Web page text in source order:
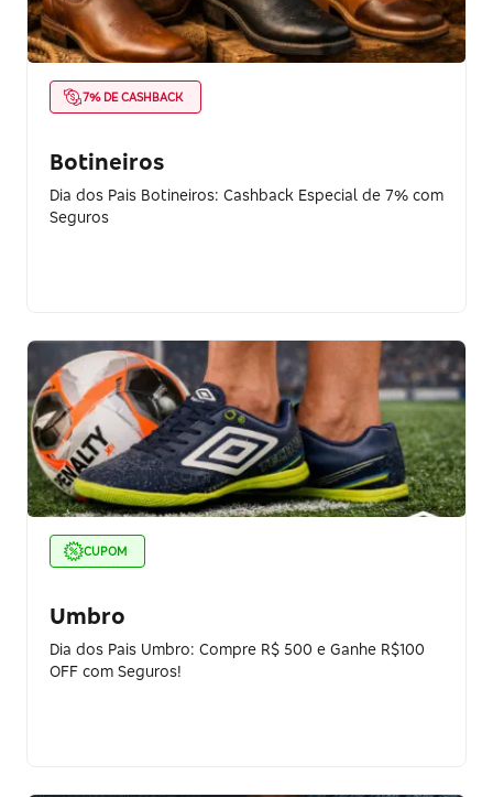
7% DE CASHBACK
Botineiros
Dia dos Pais Botineiros: Cashback Especial de 7% com
Seguros
CUPOM
Umbro
Dia dos Pais Umbro: Compre R$ 500 e Ganhe R$100
OFF com Seguros!